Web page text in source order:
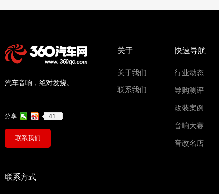
联系我们
汽车音响，绝对发烧。
分享 41
关于
关于我们
联系我们
快速导航
行业动态
导购测评
改装案例
音响大赛
音改名店
联系方式